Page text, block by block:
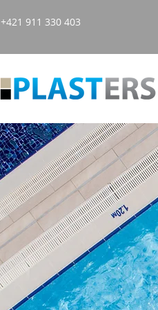
+421 911 330 403